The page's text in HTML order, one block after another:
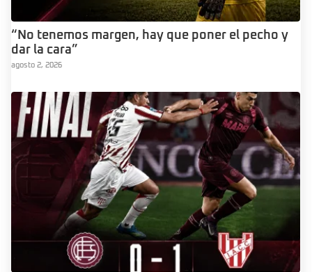
“No tenemos margen, hay que poner el pecho y
dar la cara”
agosto 2, 2026